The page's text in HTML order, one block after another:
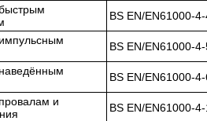
BS EN/EN61000-
BS EN/EN61000-
BS EN/EN61000-
и
BS EN/EN61000-